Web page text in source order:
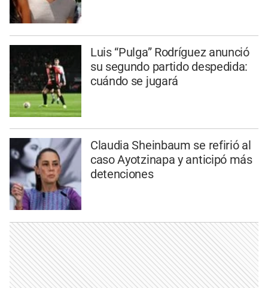
Luis “Pulga” Rodríguez anunció
su segundo partido despedida:
cuándo se jugará
Claudia Sheinbaum se refirió al
caso Ayotzinapa y anticipó más
detenciones